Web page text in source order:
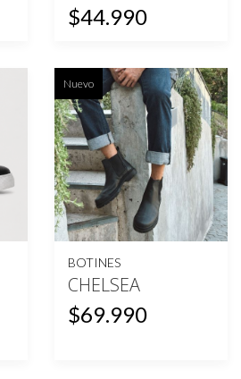
$44.990
Nuevo
BOTINES
CHELSEA
$69.990